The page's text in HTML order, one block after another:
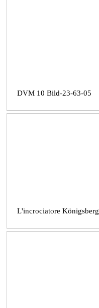
DVM 10 Bild-23-63-05
L'incrociatore Königsberg